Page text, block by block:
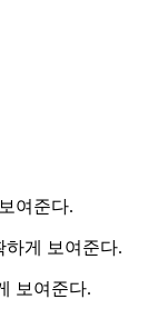
여준다.
하게 보여준다.
보여준다.